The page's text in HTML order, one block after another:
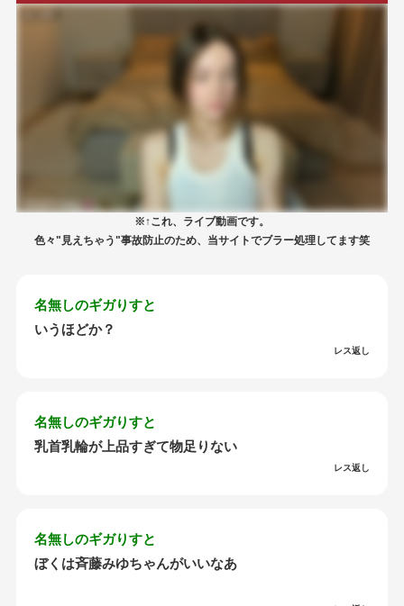
※↑これ、ライブ動画です。
色々"見えちゃう"事故防止のため、当サイトでブラー処理してます笑
名無しのギガりすと
いうほどか？
レス返し
名無しのギガりすと
乳首乳輪が上品すぎて物足りない
レス返し
名無しのギガりすと
ぼくは斉藤みゆちゃんがいいなあ